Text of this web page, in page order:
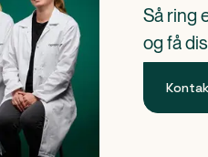
Så ring
og få